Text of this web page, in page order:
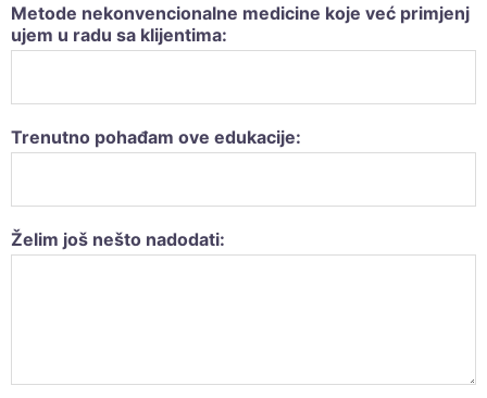
Metode nekonvencionalne medicine koje već primjenj
ujem u radu sa klijentima:
Trenutno pohađam ove edukacije:
Želim još nešto nadodati: